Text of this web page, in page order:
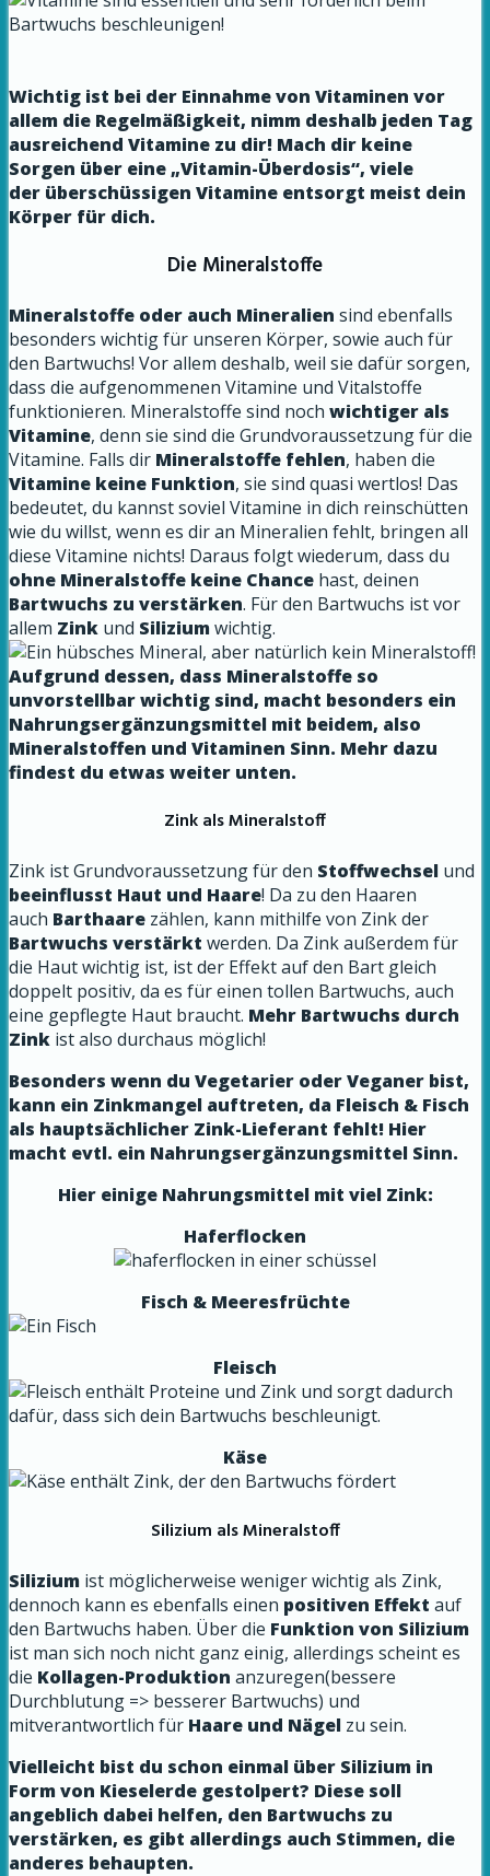
Wichtig ist bei der Einnahme von Vitaminen vor
allem die Regelmäßigkeit, nimm deshalb jeden Tag
ausreichend Vitamine zu dir! Mach dir keine
Sorgen über eine „Vitamin-Überdosis“, viele
der überschüssigen Vitamine entsorgt meist dein
Körper für dich.
Die Mineralstoffe
Mineralstoffe oder auch Mineralien sind ebenfalls
besonders wichtig für unseren Körper, sowie auch für
den Bartwuchs! Vor allem deshalb, weil sie dafür sorgen,
dass die aufgenommenen Vitamine und Vitalstoffe
funktionieren. Mineralstoffe sind noch wichtiger als
Vitamine, denn sie sind die Grundvoraussetzung für die
Vitamine. Falls dir Mineralstoffe fehlen, haben die
Vitamine keine Funktion, sie sind quasi wertlos! Das
bedeutet, du kannst soviel Vitamine in dich reinschütten
wie du willst, wenn es dir an Mineralien fehlt, bringen all
diese Vitamine nichts! Daraus folgt wiederum, dass du
ohne Mineralstoffe keine Chance hast, deinen
Bartwuchs zu verstärken. Für den Bartwuchs ist vor
allem Zink und Siliziumwichtig.
Aufgrund dessen, dass Mineralstoffe so
unvorstellbar wichtig sind, macht besonders ein
Nahrungsergänzungsmittel mit beidem, also
Mineralstoffen und Vitaminen Sinn. Mehr dazu
findest du etwas weiter unten.
Zink als Mineralstoff
Zink ist Grundvoraussetzung für den Stoffwechsel und
beeinflusst Haut und Haare! Da zu den Haaren
auch Barthaare zählen, kann mithilfe von Zink der
Bartwuchs verstärkt werden. Da Zink außerdem für
die Haut wichtig ist, ist der Effekt auf den Bart gleich
doppelt positiv, da es für einen tollen Bartwuchs, auch
eine gepflegte Haut braucht. Mehr Bartwuchs durch
Zink ist also durchaus möglich!
Besonders wenn du Vegetarier oder Veganer bist,
kann ein Zinkmangel auftreten, da Fleisch & Fisch
als hauptsächlicher Zink-Lieferant fehlt! Hier
macht evtl. ein Nahrungsergänzungsmittel Sinn.
Hier einige Nahrungsmittel mit viel Zink:
Haferflocken
Fisch & Meeresfrüchte
Fleisch
Käse
Silizium als Mineralstoff
Silizium ist möglicherweise weniger wichtig als Zink,
dennoch kann es ebenfalls einen positiven Effekt auf
den Bartwuchs haben. Über die Funktion von Silizium
ist man sich noch nicht ganz einig, allerdings scheint es
die Kollagen-Produktion anzuregen(bessere
Durchblutung => besserer Bartwuchs) und
mitverantwortlich für Haare und Nägel zu sein.
Vielleicht bist du schon einmal über Silizium in
Form von Kieselerde gestolpert? Diese soll
angeblich dabei helfen, den Bartwuchs zu
verstärken, es gibt allerdings auch Stimmen, die
anderes behaupten.